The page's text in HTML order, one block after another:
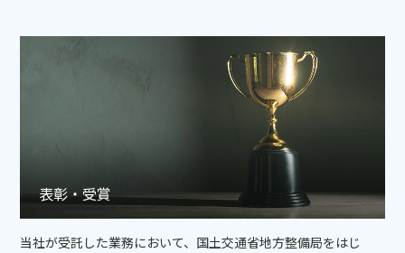
表彰・受賞
当社が受託した業務において、国土交通省地方整備局をはじ